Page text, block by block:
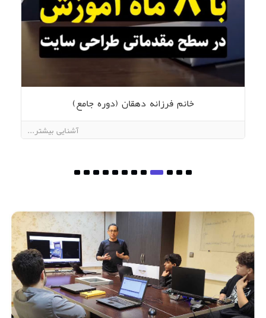
آقای آبتین دستگاه دار (دوره جامع)
...آشنایی بیشتر